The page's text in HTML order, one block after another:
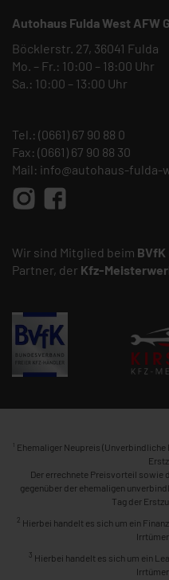
Autohaus Fulda West AFW
Böcklerstr. 27, 36041 Fulda
Mo. – Fr.: 10:00 – 18:00 Uhr
Sa.: 10:00 – 13:00 Uhr
Tel.: (0661) 67 90 88 0
Fax: (0661) 67 90 88 30
Mail: info@autohaus-fulda-
Wir sind Mitglied beim BVfK
Partner, der Kfz-
1 Ehemaliger Neupreis
Der errechnete Preisvorteil sowie
gegenüber der ehemaligen
Tag der
2 Hierbei handelt es sich um ein
3 Hierbei handelt es sich um ein